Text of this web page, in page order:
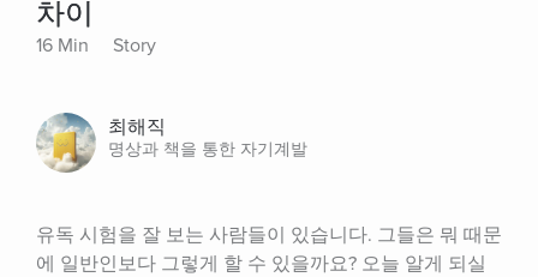
차이
16 Min Story
최해직
명상과 책을 통한 자기계발
유독 시험을 잘 보는 사람들이 있습니다. 그들은 뭐 때문
에 일반인보다 그렇게 할 수 있을까요? 오늘 알게 되실